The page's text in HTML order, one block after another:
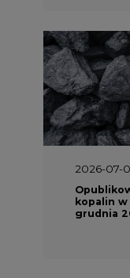
2026-07-
kopalin w
grudnia